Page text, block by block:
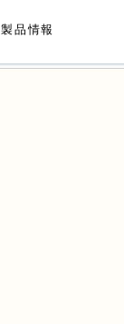
製品情報